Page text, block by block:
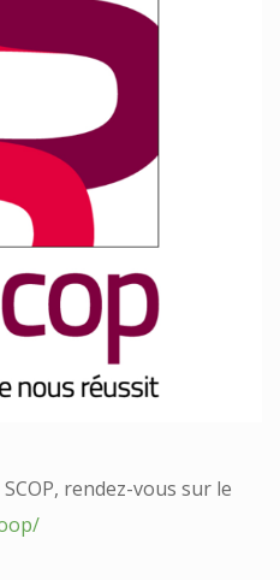
rendez-vous sur le